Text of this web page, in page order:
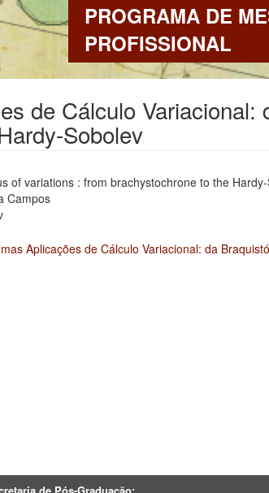
PROGRAMA DE
PROFISSIONAL
de Cálculo Variacional:
Sobolev
of variations : from brachystochrone to the
Campos
Aplicações de Cálculo Variacional: da
de Pós-Graduação: